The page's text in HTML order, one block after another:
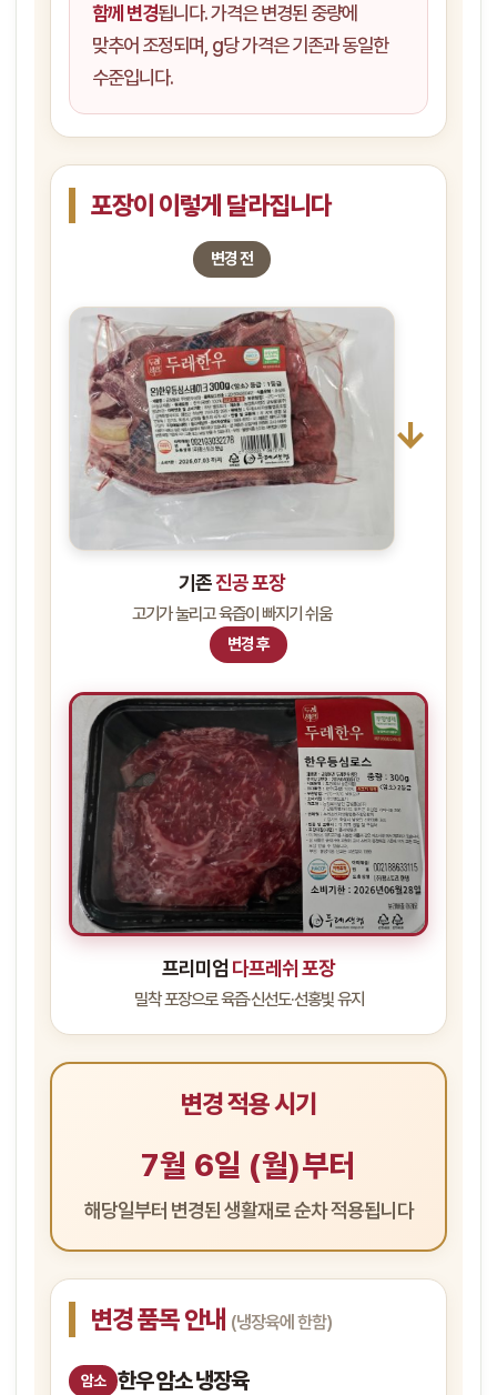
함께 변경됩니다. 가격은 변경된 중량에
맞추어 조정되며, g당 가격은 기존과 동일한
수준입니다.
포장이 이렇게 달라집니다
변경 전
기존진공 포장
고기가 눌리고 육즙이 빠지기 쉬움
→
변경 후
프리미엄 다프레쉬 포장
밀착 포장으로 육즙·신선도·선홍빛 유지
변경 적용 시기
7월 6일 (월)부터
해당일부터 변경된 생활재로 순차 적용됩니다
변경 품목 안내 (냉장육에 한함)
암소 한우 암소 냉장육